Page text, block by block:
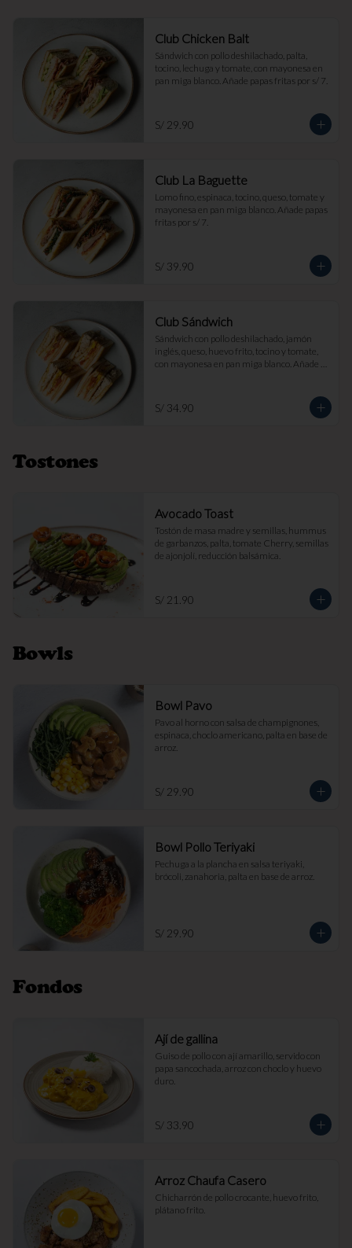
Club Chicken Balt
Sándwich con pollo deshilachado, palta,
tocino, lechuga y tomate, con mayonesa en
pan miga blanco. Añade papas fritas por s/ 7.
S/ 29.90
Club La Baguette
Lomo fino, espinaca, tocino, queso, tomate y
mayonesa en pan miga blanco. Añade papas
fritas por s/ 7.
S/ 39.90
Club Sándwich
Sándwich con pollo deshilachado, jamón
inglés, queso, huevo frito, tocino y tomate,
con mayonesa en pan miga blanco. Añade
S/ 34.90
Tostones
Avocado Toast
Tostón de masa madre y semillas, hummus
de garbanzos, palta, tomate Cherry, semillas
de ajonjolí, reducción balsámica.
S/ 21.90
Bowls
Bowl Pavo
Pavo al horno con salsa de champignones,
espinaca, choclo americano, palta en base de
arroz.
S/ 29.90
Bowl Pollo Teriyaki
Pechuga a la plancha en salsa teriyaki,
brócoli, zanahoria, palta en base de arroz.
S/ 29.90
Fondos
Ají de gallina
Guiso de pollo con ají amarillo, servido con
papa sancochada, arroz con choclo y huevo
duro.
S/ 33.90
Arroz Chaufa Casero
Chicharrón de pollo crocante, huevo frito,
plátano frito.